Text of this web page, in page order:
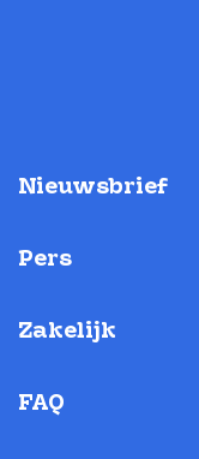
Nieuwsbrief
Pers
Zakelijk
FAQ